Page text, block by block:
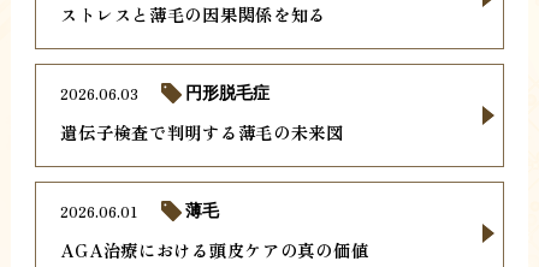
ストレスと薄毛の因果関係を知る
遺伝子検査で判明する薄毛の未来図
2026.06.03 円形脱毛症
AGA治療における頭皮ケアの真の価値
2026.06.01 薄毛